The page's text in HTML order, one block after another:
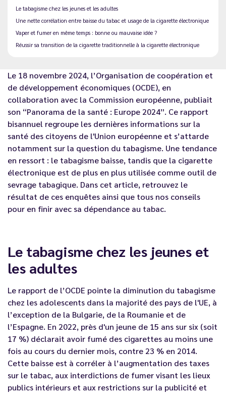
Le tabagisme chez les jeunes et les adultes
Une nette corrélation entre baisse du tabac et usage de la cigarette électronique
Vaper et fumer en même temps : bonne ou mauvaise idée ?
Réussir sa transition de la cigarette traditionnelle à la cigarette électronique
Le 18 novembre 2024, l’Organisation de coopération et
de développement économiques (OCDE), en
collaboration avec la Commission européenne, publiait
son “Panorama de la santé : Europe 2024”. Ce rapport
bisannuel regroupe les dernières informations sur la
santé des citoyens de l'Union européenne et s’attarde
notamment sur la question du tabagisme. Une tendance
en ressort : le tabagisme baisse, tandis que la cigarette
électronique est de plus en plus utilisée comme outil de
sevrage tabagique. Dans cet article, retrouvez le
résultat de ces enquêtes ainsi que tous nos conseils
pour en finir avec sa dépendance au tabac.
Le tabagisme chez les jeunes et
les adultes
Le rapport de l’OCDE pointe la diminution du tabagisme
chez les adolescents dans la majorité des pays de l'UE, à
l’exception de la Bulgarie, de la Roumanie et de
l’Espagne. En 2022, près d'un jeune de 15 ans sur six (soit
17 %) déclarait avoir fumé des cigarettes au moins une
fois au cours du dernier mois, contre 23 % en 2014.
Cette baisse est à corréler à l’augmentation des taxes
sur le tabac, aux interdictions de fumer visant les lieux
publics intérieurs et aux restrictions sur la publicité et